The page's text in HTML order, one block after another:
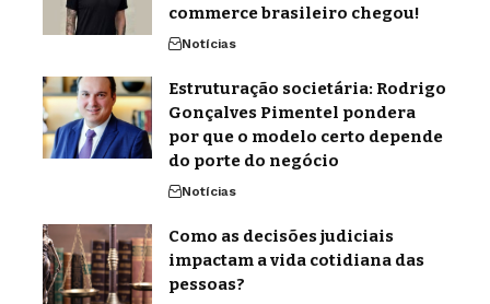
commerce brasileiro chegou!
Notícias
Estruturação societária: Rodrigo
Gonçalves Pimentel pondera
por que o modelo certo depende
do porte do negócio
Notícias
Como as decisões judiciais
impactam a vida cotidiana das
pessoas?